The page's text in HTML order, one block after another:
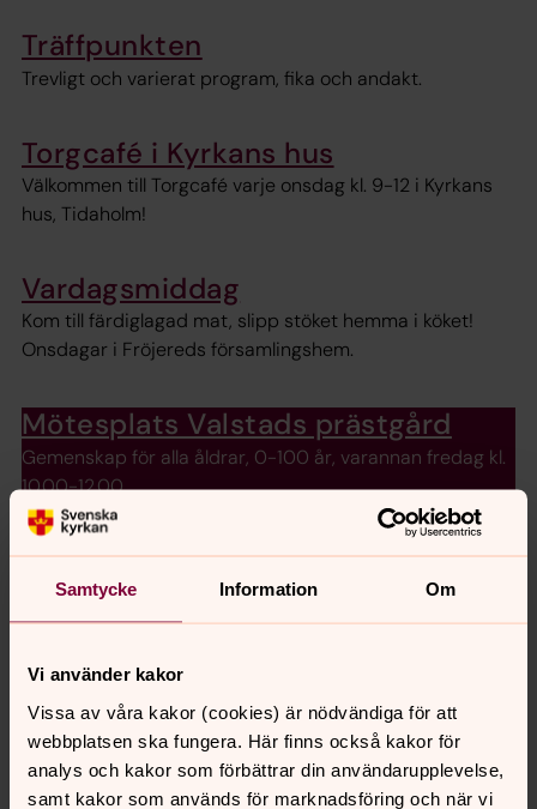
Samtycke Information Om
Vi använder kakor
Vissa av våra kakor (cookies) är nödvändiga för att
webbplatsen ska fungera. Här finns också kakor för
analys och kakor som förbättrar din användarupplevelse,
samt kakor som används för marknadsföring och när vi
Träffpunkten
Trevligt och varierat program, fika och andakt.
Torgcafé i Kyrkans hus
Välkommen till Torgcafé varje onsdag kl. 9-12 i Kyrkans
hus, Tidaholm!
Vardagsmiddag
Kom till färdiglagad mat, slipp stöket hemma i köket!
Onsdagar i Fröjereds församlingshem.
Mötesplats Valstads prästgård
Gemenskap för alla åldrar, 0-100 år, varannan fredag kl.
10.00-12.00.
Fredagsöppet
En fredag i månaden i Ekedalens församlingsgård. Drop-
in 10.30, lunchbön och sopplunch.
Gemenskapsträffar
En mötesplats för alla som vill dela en stund över en
kopp kaffe och lyssna till något intressant.